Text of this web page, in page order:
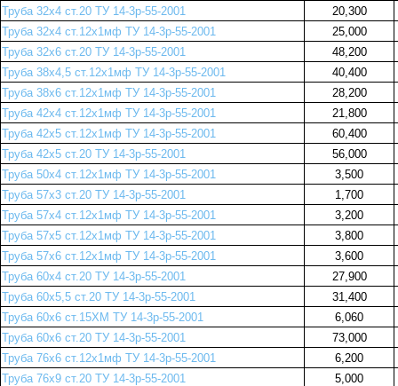
Труба 32х4 ст.20 ТУ 14-3р-55-2001
20,300
Труба 32х4 ст.12х1мф ТУ 14-3р-55-2001
25,000
Труба 32х6 ст.20 ТУ 14-3р-55-2001
48,200
Труба 38х4,5 ст.12х1мф ТУ 14-3р-55-2001
40,400
Труба 38х6 ст.12х1мф ТУ 14-3р-55-2001
28,200
Труба 42х4 ст.12х1мф ТУ 14-3р-55-2001
21,800
Труба 42х5 ст.12х1мф ТУ 14-3р-55-2001
60,400
Труба 42х5 ст.20 ТУ 14-3р-55-2001
56,000
Труба 50х4 ст.12х1мф ТУ 14-3р-55-2001
3,500
Труба 57х3 ст.20 ТУ 14-3р-55-2001
1,700
Труба 57х4 ст.12х1мф ТУ 14-3р-55-2001
3,200
Труба 57х5 ст.12х1мф ТУ 14-3р-55-2001
3,800
Труба 57х6 ст.12х1мф ТУ 14-3р-55-2001
3,600
Труба 60х4 ст.20 ТУ 14-3р-55-2001
27,900
Труба 60х5,5 ст.20 ТУ 14-3р-55-2001
31,400
Труба 60х6 ст.15ХМ ТУ 14-3р-55-2001
6,060
Труба 60х6 ст.20 ТУ 14-3р-55-2001
73,000
Труба 76х6 ст.12х1мф ТУ 14-3р-55-2001
6,200
Труба 76х9 ст.20 ТУ 14-3р-55-2001
5,000